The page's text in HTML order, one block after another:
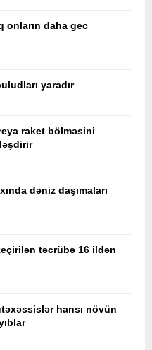
onların daha gec
yaradır
raket bölməsini
dəniz daşımaları
təcrübə 16 ildən
hansı növün